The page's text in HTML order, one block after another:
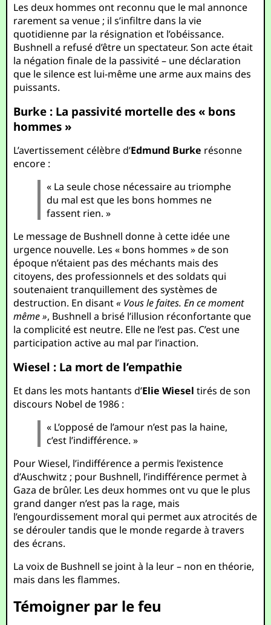
Les deux hommes ont reconnu que le mal annonce
rarement sa venue ; il s’infiltre dans la vie
quotidienne par la résignation et l’obéissance.
Bushnell a refusé d’être un spectateur. Son acte était
la négation finale de la passivité – une déclaration
que le silence est lui-même une arme aux mains des
puissants.
Burke : La passivité mortelle des « bons
hommes »
L’avertissement célèbre d’Edmund Burke résonne
encore :
« La seule chose nécessaire au triomphe
du mal est que les bons hommes ne
fassent rien. »
Le message de Bushnell donne à cette idée une
urgence nouvelle. Les « bons hommes » de son
époque n’étaient pas des méchants mais des
citoyens, des professionnels et des soldats qui
soutenaient tranquillement des systèmes de
destruction. En disant« Vous le faites. En ce moment
même », Bushnell a brisé l’illusion réconfortante que
la complicité est neutre. Elle ne l’est pas. C’est une
participation active au mal par l’inaction.
Wiesel : La mort de l’empathie
Et dans les mots hantants d’Elie Wiesel tirés de son
discours Nobel de 1986 :
« L’opposé de l’amour n’est pas la haine,
c’est l’indifférence. »
Pour Wiesel, l’indifférence a permis l’existence
d’Auschwitz ; pour Bushnell, l’indifférence permet à
Gaza de brûler. Les deux hommes ont vu que le plus
grand danger n’est pas la rage, mais
l’engourdissement moral qui permet aux atrocités de
se dérouler tandis que le monde regarde à travers
des écrans.
La voix de Bushnell se joint à la leur – non en théorie,
mais dans les flammes.
Témoigner par le feu